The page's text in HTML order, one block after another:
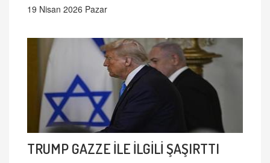
19 Nisan 2026 Pazar
TRUMP GAZZE İLE İLGİLİ ŞAŞIRTTI